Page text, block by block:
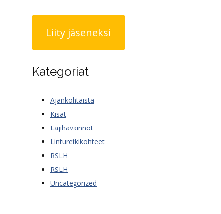
Liity jäseneksi
Kategoriat
Ajankohtaista
Kisat
Lajihavainnot
Linturetkikohteet
RSLH
RSLH
Uncategorized